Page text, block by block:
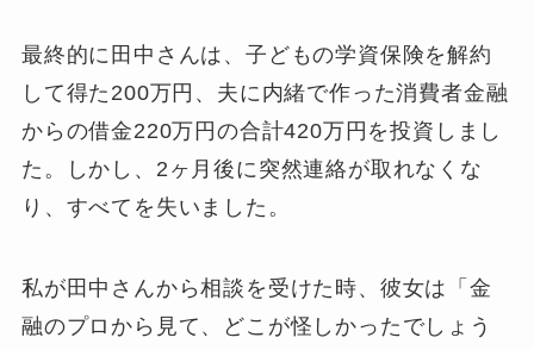
最終的に田中さんは、子どもの学資保険を解約
して得た200万円、夫に内緒で作った消費者金融
からの借金220万円の合計420万円を投資しまし
た。しかし、2ヶ月後に突然連絡が取れなくな
り、すべてを失いました。
私が田中さんから相談を受けた時、彼女は「金
融のプロから見て、どこが怪しかったでしょう